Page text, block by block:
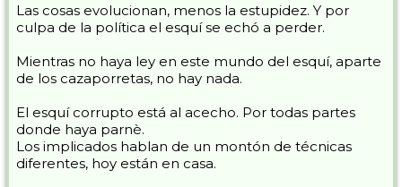
Las cosas evolucionan, menos la estupidez. Y por
culpa de la política el esquí se echó a perder.
Mientras no haya ley en este mundo del esquí, aparte
de los cazaporretas, no hay nada.
El esquí corrupto está al acecho. Por todas partes
donde haya parnè.
Los implicados hablan de un montón de técnicas
diferentes, hoy están en casa.